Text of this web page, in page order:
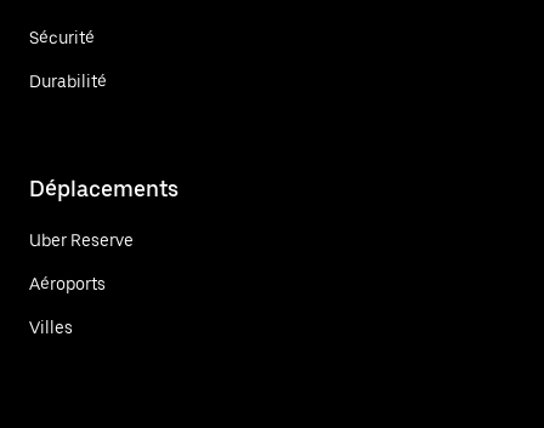
Sécurité
Durabilité
Déplacements
Uber Reserve
Aéroports
Villes